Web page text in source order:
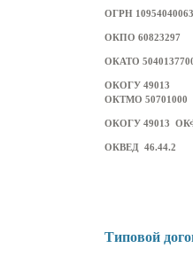
ОГРН
ОКПО 60823297
ОКАТО
ОКОГУ 49013
ОКТМО 50701000
ОКОГУ 49013
ОКВЕД 46.44.2
Типовой